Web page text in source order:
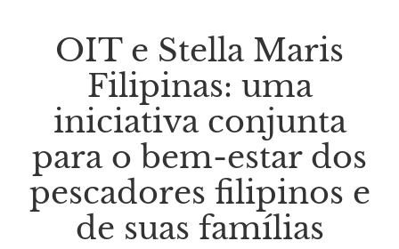
OIT e Stella Maris
Filipinas: uma
iniciativa conjunta
para o bem-estar dos
pescadores filipinos e
de suas famílias